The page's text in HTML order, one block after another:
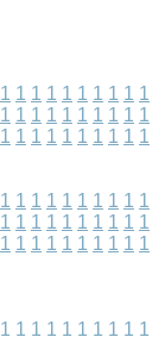
1 1 1 1 1 1 1 1 1 1
1 1 1 1 1 1 1 1 1 1
1 1 1 1 1 1 1 1 1 1
1 1 1 1 1 1 1 1 1 1
1 1 1 1 1 1 1 1 1 1
1 1 1 1 1 1 1 1 1 1
1 1 1 1 1 1 1 1 1 1